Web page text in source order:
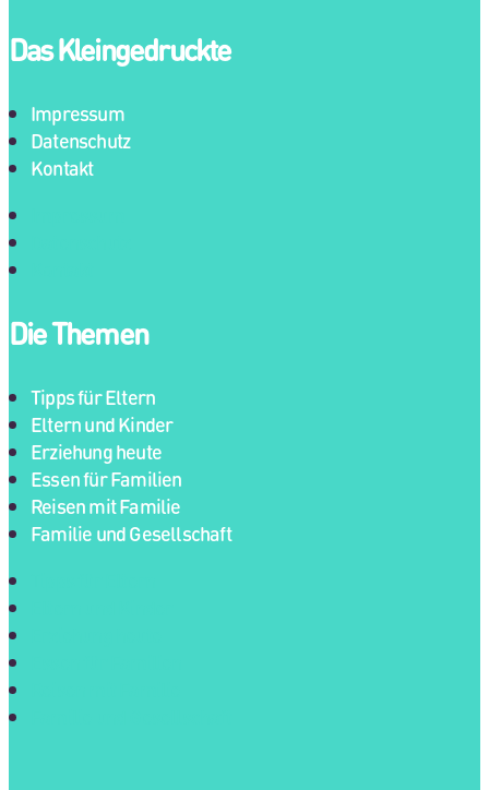
Das Kleingedruckte
Impressum
Datenschutz
Kontakt
Die Themen
Tipps für Eltern
Eltern und Kinder
Erziehung heute
Essen für Familien
Reisen mit Familie
Familie und Gesellschaft